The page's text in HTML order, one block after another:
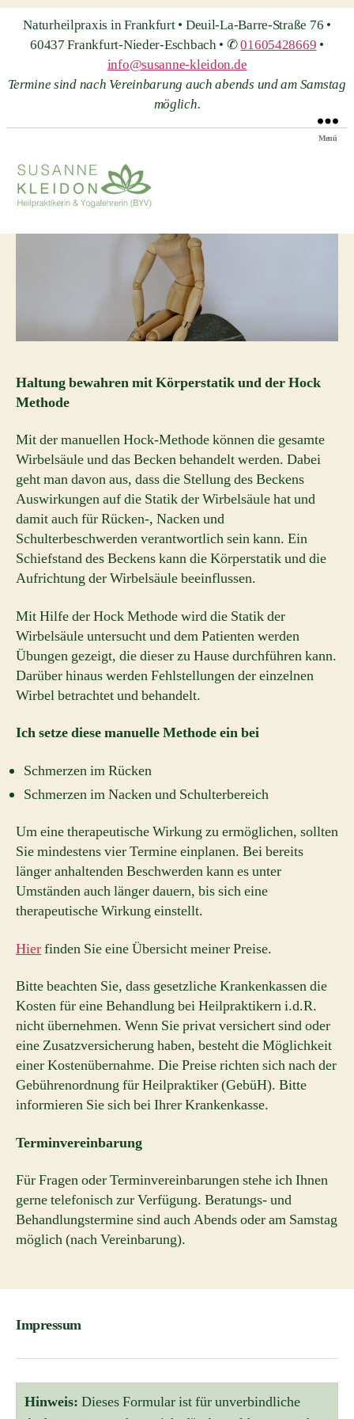
Naturheilpraxis in Frankfurt • Deuil-La-Barre-Straße 76 •
60437 Frankfurt-Nieder-Eschbach • ✆01605428669 •
info@susanne-kleidon.de
Termine sind nach Vereinbarung auch abends und am Samstag
möglich.
Susanne
Menü
Haltung bewahren mit Körperstatik und der Hock
Methode
Mit der manuellen Hock-Methode können die gesamte
Wirbelsäule und das Becken behandelt werden. Dabei
geht man davon aus, dass die Stellung des Beckens
Auswirkungen auf die Statik der Wirbelsäule hat und
damit auch für Rücken-, Nacken und
Schulterbeschwerden verantwortlich sein kann. Ein
Schiefstand des Beckens kann die Körperstatik und die
Aufrichtung der Wirbelsäule beeinflussen.
Mit Hilfe der Hock Methode wird die Statik der
Wirbelsäule untersucht und dem Patienten werden
Übungen gezeigt, die dieser zu Hause durchführen kann.
Darüber hinaus werden Fehlstellungen der einzelnen
Wirbel betrachtet und behandelt.
Ich setze diese manuelle Methode ein bei
Schmerzen im Rücken
Schmerzen im Nacken und Schulterbereich
Um eine therapeutische Wirkung zu ermöglichen, sollten
Sie mindestens vier Termine einplanen. Bei bereits
länger anhaltenden Beschwerden kann es unter
Umständen auch länger dauern, bis sich eine
therapeutische Wirkung einstellt.
Hierfinden Sie eine Übersicht meiner Preise.
Bitte beachten Sie, dass gesetzliche Krankenkassen die
Kosten für eine Behandlung bei Heilpraktikern i.d.R.
nicht übernehmen. Wenn Sie privat versichert sind oder
eine Zusatzversicherung haben, besteht die Möglichkeit
einer Kostenübernahme. Die Preise richten sich nach der
Gebührenordnung für Heilpraktiker (GebüH). Bitte
informieren Sie sich bei Ihrer Krankenkasse.
Terminvereinbarung
Für Fragen oder Terminvereinbarungen stehe ich Ihnen
gerne telefonisch zur Verfügung. Beratungs- und
Behandlungstermine sind auch Abends oder am Samstag
möglich (nach Vereinbarung).
Impressum
Hinweis: Dieses Formular ist für unverbindliche